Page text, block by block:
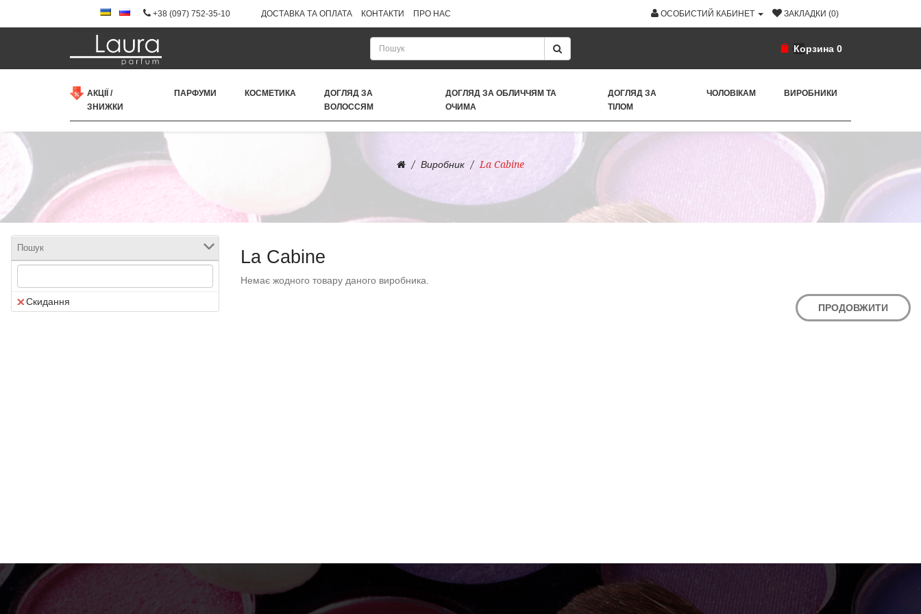
+38 (097) 752-35-10 ДОСТАВКА ТА ОПЛАТА КОНТАКТИ ПРО НАС ОСОБИСТИЙ КАБИНЕТ ЗАКЛАДКИ (0)
Корзина 0
АКЦІЇ /
ЗНИЖКИ
ПАРФУМИ КОСМЕТИКА
ДОГЛЯД ЗА
ВОЛОССЯМ
ДОГЛЯД ЗА ОБЛИЧЧЯМ ТА
ОЧИМА
ДОГЛЯД ЗА
ТІЛОМ
ЧОЛОВІКАМ ВИРОБНИКИ
Виробник La Cabine
Пошук
Скидання
La Cabine
Немає жодного товару даного виробника.
ПРОДОВЖИТИ